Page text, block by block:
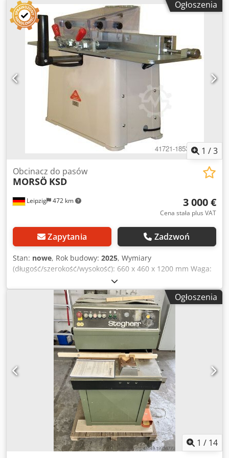
każdy o mocy ok. 2,2 kW Całkowity pobór mocy ok. 4,5 kW
Ciśnienie sprężonego powietrza: 6 bar Napięcie: 380 V 50
Hz Średnica króćca odciągowego: 180 mm
Ogłoszenia
1 /3
Leipzig 472 km
Obcinacz do pasów
MORSÖ KSD
3 000 €
Cena stała plus VAT
Zapytania Zadzwoń
Stan: nowe, Rok budowy: 2025, Wymiary
(długość/szerokość/wysokość): 660 x 460 x 1200 mm Waga:
49 kg Zapotrzebowanie na moc całkowitą: 0,85 kW Frezarka
do szczeblin KSD Morsö KSD frezarka do szczeblin,
manualna / elektryczna. Idealna maszyna do precyzyjnego
frezowania grzebieni w listwach szczeblinowych. Model
Morsö KSD nadaje się również do „mocowanych szczeblin”.
Frezarka Morsö KSD wyposażona jest w ręczny posuw oraz
ręczny docisk. Silnik jednofazowy, 220 V. Codjvz Hguspfx
Abysrf Frezarka Morsö KSD została zaprojektowana do
wykonywania rowków o szerokości od 6 do 26 mm oraz
głębokości do 20 mm. Szybka zmiana szerokości szyjki
obrabianego elementu. Frezarka Morsö KSD stanowi
idealne uzupełnienie maszyn do wykrawania szczeblin
serii Morsö N. - Długość: 660 mm - Szerokość: 460 mm -
Wysokość całkowita maszyny: 1200 mm - Wysokość stojaka:
760 mm - Poziom hałasu: 70 dBA - Maks. wysokość
obrabianego elementu: 55 mm - Maks. szerokość
obrabianego elementu (przy frezie 10 mm): 50 mm - Maks.
Ogłoszenia
1 / 14